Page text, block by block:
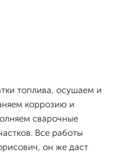
топлива, осушаем и
коррозию и
сварочные
Все работы
он же даст